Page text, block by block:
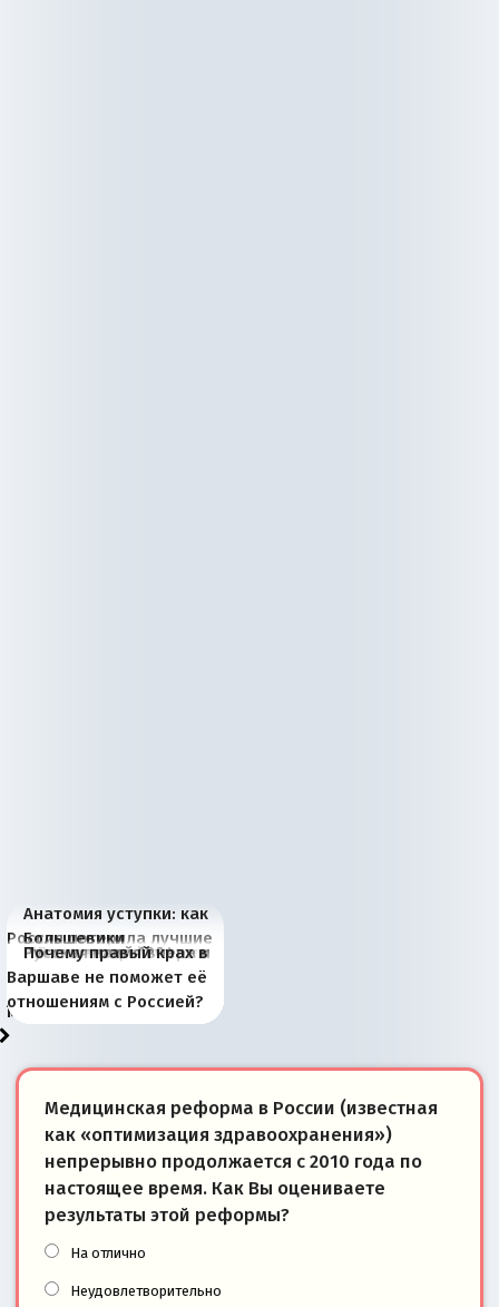
Анатомия уступки: как
Россия потеряла лучшие
рыбопромысловые
районы Баренцева
моря
Большевики
отличаются от «Яблока»
тем, что они -
победители
Киевская марионетка
Запада рассказала о
«переобувании» хозяев
В России назрели
перемены: 15 шагов к
суверенной экономике
Миграционный пожар
Европы
Россия начинает
сбрасывать балласт
Анкориджа
Россия зимой 1904
года: первые уступки во
внутренней политике
Русская нация вчера и
сегодня
Почему правый крах в
Варшаве не поможет её
отношениям с Россией?
Медицинская реформа в России (известная
как «оптимизация здравоохранения»)
непрерывно продолжается с 2010 года по
настоящее время. Как Вы оцениваете
результаты этой реформы?
На отлично
Неудовлетворительно